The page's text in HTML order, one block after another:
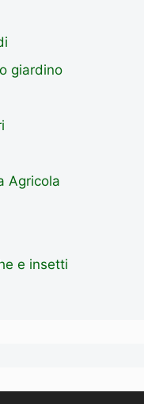
giardino
Agricola
e insetti